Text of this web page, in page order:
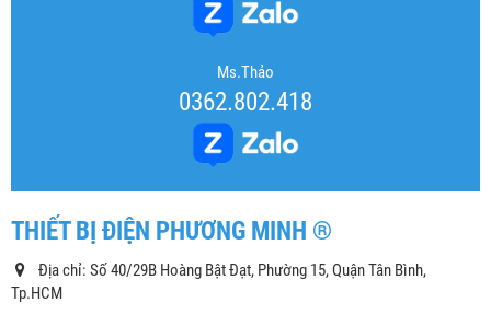
Ms.Thảo
0362.802.418
THIẾT BỊ ĐIỆN PHƯƠNG MINH ®
Địa chỉ: Số 40/29B Hoàng Bật Đạt, Phường 15, Quận Tân Bình,
Tp.HCM